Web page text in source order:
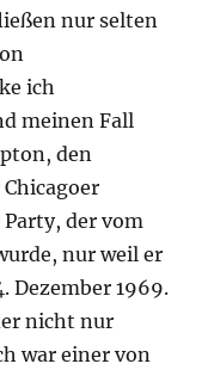
nur selten
ich
meinen Fall
den
der vom
nur weil er
Dezember 1969.
nicht nur
war einer von